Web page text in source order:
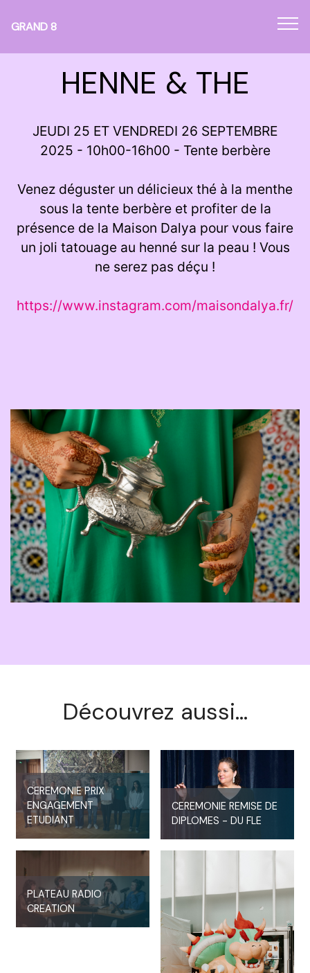
GRAND 8
HENNE & THE
JEUDI 25 ET VENDREDI 26 SEPTEMBRE
2025 - 10h00-16h00 - Tente berbère
Venez déguster un délicieux thé à la menthe
sous la tente berbère et profiter de la
présence de la Maison Dalya pour vous faire
un joli tatouage au henné sur la peau ! Vous
ne serez pas déçu !
https://www.instagram.com/maisondalya.fr/
Découvrez aussi...
CEREMONIE PRIX
ENGAGEMENT
ETUDIANT
CEREMONIE REMISE DE
DIPLOMES - DU FLE
PLATEAU RADIO
CREATION